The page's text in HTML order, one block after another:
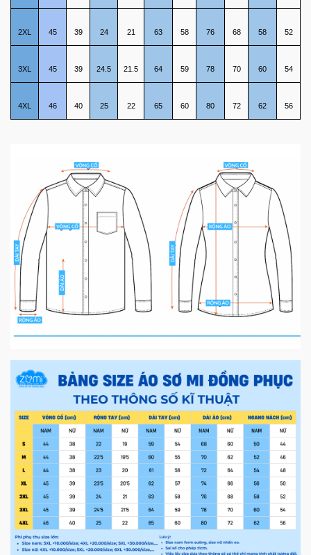
2XL 45 39 24 21 63 58 76 68 58 52
3XL 45 39 24.5 21.5 64 59 78 70 60 54
4XL 46 40 25 22 65 60 80 72 62 56